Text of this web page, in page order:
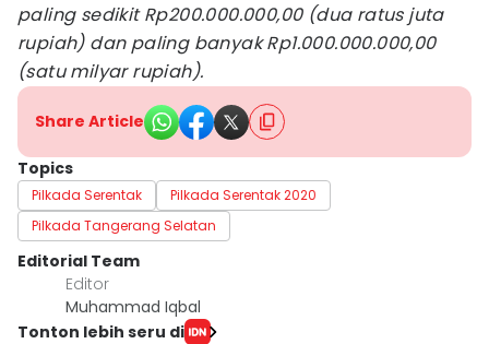
paling sedikit Rp200.000.000,00 (dua ratus juta
rupiah) dan paling banyak Rp1.000.000.000,00
(satu milyar rupiah).
Share Article
Topics
Pilkada Serentak
Pilkada Serentak 2020
Pilkada Tangerang Selatan
Editorial Team
Editor
Muhammad Iqbal
Tonton lebih seru di